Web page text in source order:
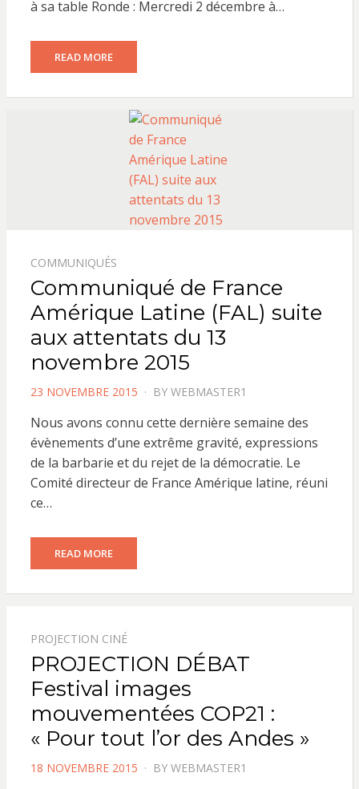
à sa table Ronde : Mercredi 2 décembre à…
READ MORE
COMMUNIQUÉS
Communiqué de France
Amérique Latine (FAL) suite
aux attentats du 13
novembre 2015
POSTED
23 NOVEMBRE 2015 BY WEBMASTER1
Nous avons connu cette dernière semaine des
évènements d’une extrême gravité, expressions
de la barbarie et du rejet de la démocratie. Le
Comité directeur de France Amérique latine, réuni
ce…
READ MORE
PROJECTION CINÉ
PROJECTION DÉBAT
Festival images
mouvementées COP21 :
« Pour tout l’or des Andes »
POSTED
18 NOVEMBRE 2015 BY WEBMASTER1